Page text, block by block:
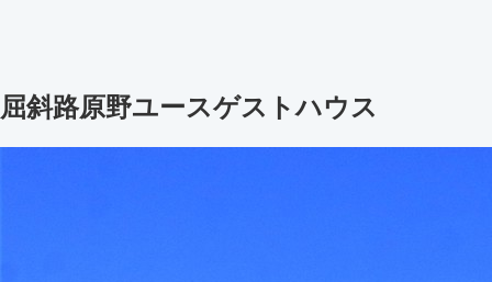
屈斜路原野ユースゲストハウス